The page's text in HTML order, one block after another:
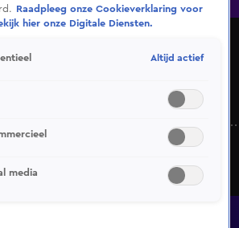
Shop
de maling
haar horoscoop voor te lezen.
en relaties begint, sluipt er ook een
in over verlaten worden. Chess
Raadpleeg onze Cookieverklaring voor
hier onze Digitale Diensten.
Altijd actief
media